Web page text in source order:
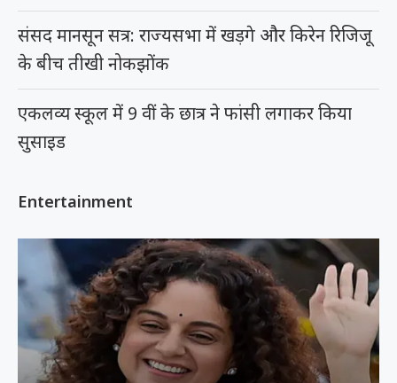
संसद मानसून सत्र: राज्यसभा में खड़गे और किरेन रिजिजू
के बीच तीखी नोकझोंक
एकलव्य स्कूल में 9 वीं के छात्र ने फांसी लगाकर किया
सुसाइड
Entertainment